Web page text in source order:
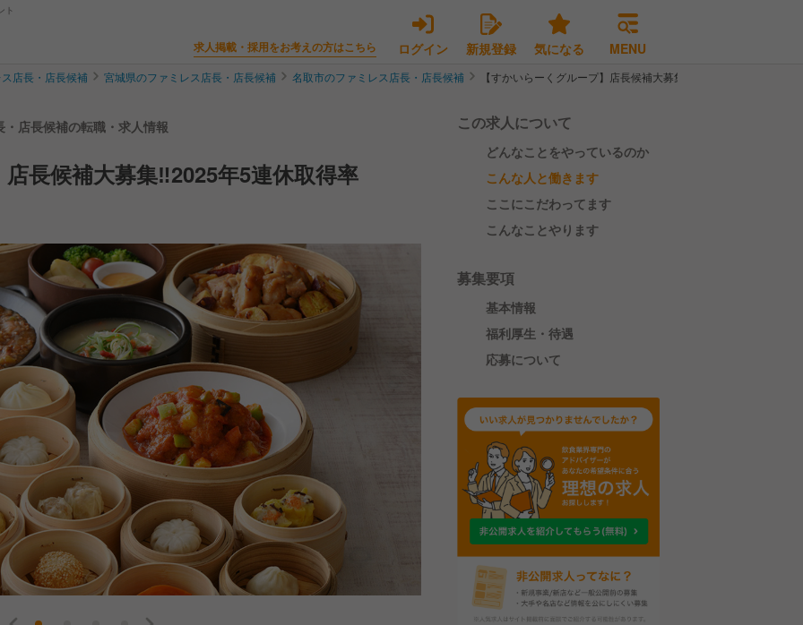
ト
求人掲載・採用をお考えの方はこちら ログイン 新規登録 気になる MENU
店長・店長候補 宮城県のファミレス店長・店長候補 名取市のファミレス店長・店長候補 【すかいらーくグループ】店長候補大募集‼2025年5連休取得率
店長候補の転職・求人情報
長候補大募集‼2025年5連休取得率
この求人について
どんなことをやっているのか
こんな人と働きます
ここにこだわってます
こんなことやります
募集要項
基本情報
福利厚生・待遇
応募について